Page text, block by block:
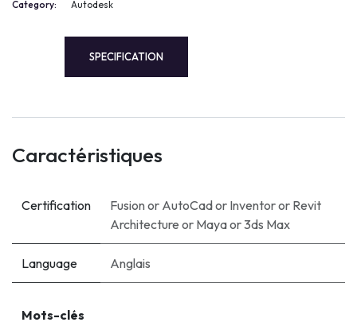
Category: Autodesk
SPECIFICATION
Caractéristiques
Certification Fusionor AutoCador Inventoror Revit
Architecture or Mayaor3ds Max
Language Anglais
Mots-clés